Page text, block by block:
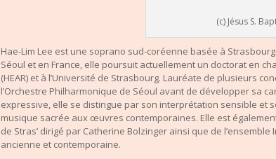
(c) Jésus S.
Hae-Lim Lee est une soprano sud-coréenne basée à
Séoul et en France, elle poursuit actuellement un doctorat en
(HEAR) et à l’Université de Strasbourg. Lauréate de plusieurs
l’Orchestre Philharmonique de Séoul avant de développer sa
expressive, elle se distingue par son interprétation sensible et
musique sacrée aux œuvres contemporaines. Elle est
de Stras’ dirigé par Catherine Bolzinger ainsi que de
ancienne et contemporaine.